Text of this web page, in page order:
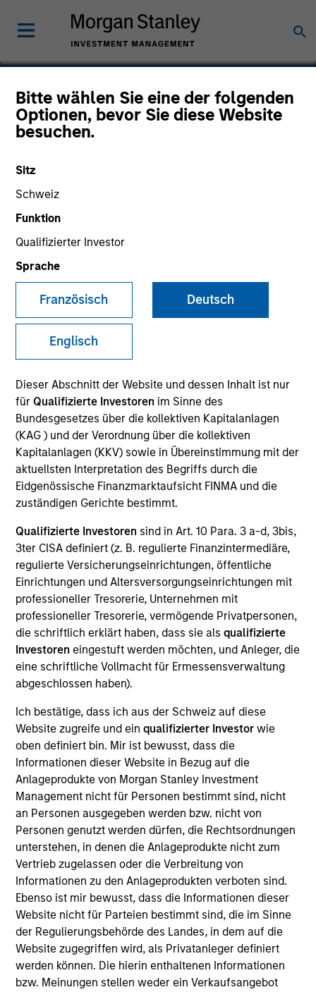
Bitte wählen Sie eine der folgenden
Optionen, bevor Sie diese Website
besuchen.
Sitz
Schweiz
Funktion
Qualifizierter Investor
Sprache
Französisch Deutsch
Englisch
Dieser Abschnitt der Website und dessen Inhalt ist nur
für Qualifizierte Investoren im Sinne des
Bundesgesetzes über die kollektiven Kapitalanlagen
(KAG ) und der Verordnung über die kollektiven
Kapitalanlagen (KKV) sowie in Übereinstimmung mit der
aktuellsten Interpretation des Begriffs durch die
Eidgenössische Finanzmarktaufsicht FINMA und die
zuständigen Gerichte bestimmt.
Qualifizierte Investoren sind in Art. 10 Para. 3 a-d, 3bis,
3ter CISA definiert (z. B. regulierte Finanzintermediäre,
regulierte Versicherungseinrichtungen, öffentliche
Einrichtungen und Altersversorgungseinrichtungen mit
professioneller Tresorerie, Unternehmen mit
professioneller Tresorerie, vermögende Privatpersonen,
die schriftlich erklärt haben, dass sie alsqualifizierte
Investoren eingestuft werden möchten, und Anleger, die
eine schriftliche Vollmacht für Ermessensverwaltung
abgeschlossen haben).
Ich bestätige, dass ich aus der Schweiz auf diese
Website zugreife und ein qualifizierter Investor wie
oben definiert bin. Mir ist bewusst, dass die
Informationen dieser Website in Bezug auf die
Anlageprodukte von Morgan Stanley Investment
Management nicht für Personen bestimmt sind, nicht
an Personen ausgegeben werden bzw. nicht von
Personen genutzt werden dürfen, die Rechtsordnungen
unterstehen, in denen die Anlageprodukte nicht zum
Vertrieb zugelassen oder die Verbreitung von
Informationen zu den Anlageprodukten verboten sind.
Ebenso ist mir bewusst, dass die Informationen dieser
Website nicht für Parteien bestimmt sind, die im Sinne
der Regulierungsbehörde des Landes, in dem auf die
Website zugegriffen wird, als Privatanleger definiert
werden können. Die hierin enthaltenen Informationen
bzw. Meinungen stellen weder ein Verkaufsangebot
World 50
Business & Consumer Services
COUNTRY
United States
Invested on
Jan 2020
Transaction Type
Founder Recapitalization
World 50 is a provider of private peer communities
that enable executives at globally respected
organizations to share valuable experiences,
buildrelationships with true peers and learn from the
world's thought leaders.
View Current Employment Opportunities
View Site
Board Membership
Adam Shaw
Investment Team
Morgan Stanley Capital Partners